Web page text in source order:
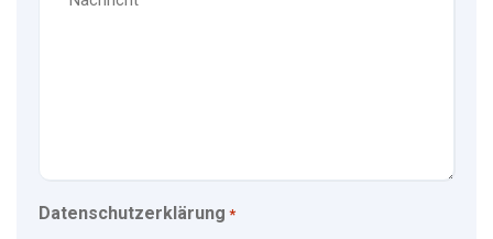
Datenschutzerklärung *